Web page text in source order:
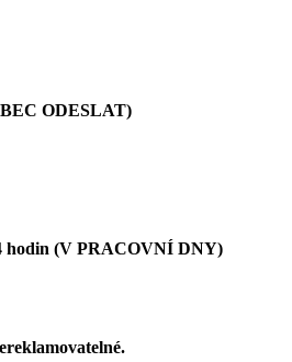
ODESLAT)
hodin (V PRACOVNÍ DNY)